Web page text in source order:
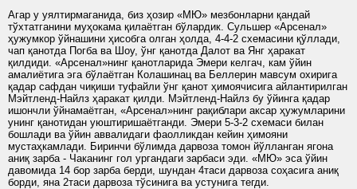
Агар у уялтирмаганида, биз ҳозир «МЮ» мезбонларни қандай
тўхтатганини муҳокама қилаётган бўлардик. Сульшер «Арсенал»
ҳужумкор ўйнашини ҳисобга олган ҳолда, 4-4-2 схемасини қўллади,
чап қанотда Погба ва Шоу, ўнг қанотда Далот ва Янг ҳаракат
қилдиди. «Арсенал»нинг қанотларида Эмери келгач, кам ўйин
амалиётига эга бўлаётган Колашинац ва Беллерин мавсум охирига
қадар сафдан чиқиши туфайли ўнг қанот ҳимоячисига айлантирилган
Мэйтленд-Найлз ҳаракат қилди. Мэйтленд-Найлз бу ўйинга қадар
ишончли ўйнамаётган, «Арсенал»нинг рақиблари аксар ҳужумларини
унинг қанотидан уюштиришаётганди. Эмери 5-3-2 схемаси билан
бошлади ва ўйин аввалидаги фаолликдан кейин ҳимояни
мустаҳкамлади. Биринчи бўлимда дарвоза томон йўлланган ягона
аниқ зарба - Чаканинг гол ургандаги зарбаси эди. «МЮ» эса ўйин
давомида 14 бор зарба берди, шундан 4таси дарвоза соҳасига аниқ
борди, яна 2таси дарвоза тўсинига ва устунига тегди.